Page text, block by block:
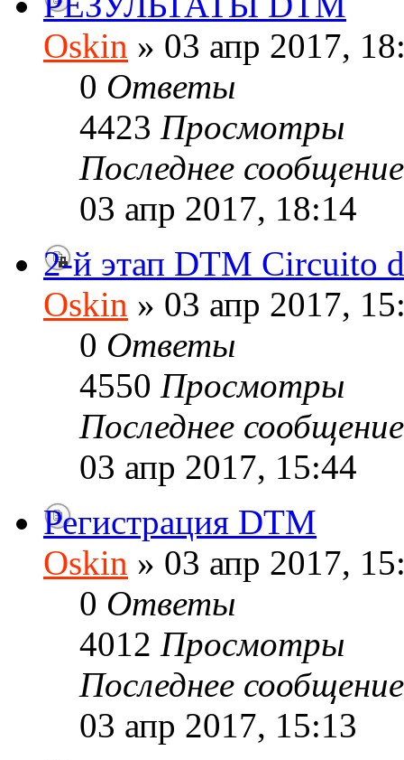
Oskin » 03 апр 2017,
0 Ответы
4423 Просмотры
Последнее
03 апр 2017, 18:14
2-й этап DTM Circuito
Oskin » 03 апр 2017,
0 Ответы
4550 Просмотры
Последнее
03 апр 2017, 15:44
Регистрация DTM
Oskin » 03 апр 2017,
0 Ответы
4012 Просмотры
Последнее
03 апр 2017, 15:13